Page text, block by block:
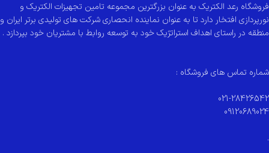
فروشگاه رعد الکتریک به عنوان بزرگترین مجموعه تامین تجهیزات الکتریک و
نورپردازی افتخار دارد تا به عنوان نماینده انحصاری شرکت های تولیدی برتر ایران و
منطقه در راستای اهداف استراتژیک خود به توسعه روابط با مشتریان خود بپردازد .
شماره تماس های فروشگاه :
021-28426542
09120689024
.